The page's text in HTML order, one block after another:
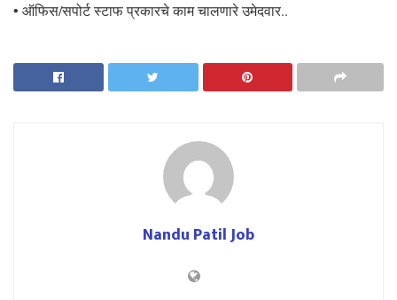
• ऑफिस/सपोर्ट स्टाफ प्रकारचे काम चालणारे उमेदवार..
Nandu Patil Job